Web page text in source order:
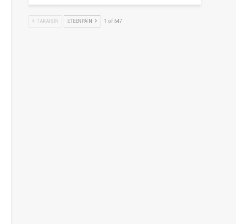
TAKAISIN ETEENPÄIN 1 of 647